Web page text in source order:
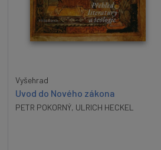
Vyšehrad
Uvod do Nového zákona
PETR POKORNÝ, ULRICH HECKEL